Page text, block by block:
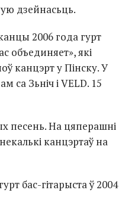
дзейнасьць.
2006 года гурт
объединяет», які
канцэрт у Пінску. У
са Зьніч і VELD. 15
песень. На цяперашні
канцэртаў на
бас-гітарыста ў 2004